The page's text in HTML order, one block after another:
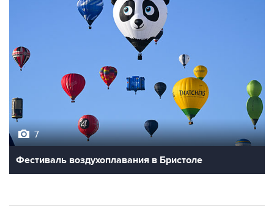
7
Фестиваль воздухоплавания в Бристоле